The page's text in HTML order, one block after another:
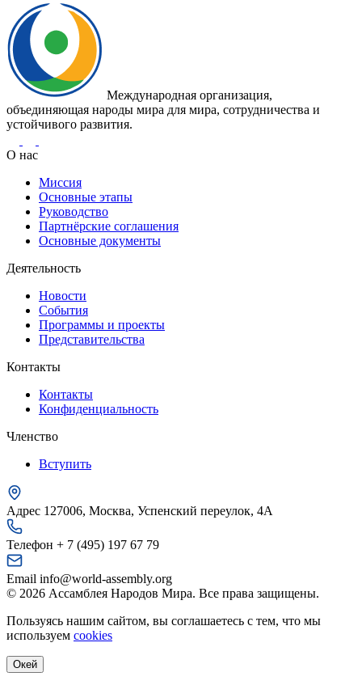
Международная организация,
объединяющая народы мира для мира, сотрудничества и
устойчивого развития.
О нас
Миссия
Основные этапы
Руководство
Партнёрские соглашения
Основные документы
Деятельность
Новости
События
Программы и проекты
Представительства
Контакты
Контакты
Конфиденциальность
Членство
Вступить
Адрес 127006, Москва, Успенский переулок, 4А
Телефон + 7 (495) 197 67 79
Email info@world-assembly.org
© 2026 Ассамблея Народов Мира. Все права защищены.
Пользуясь нашим сайтом, вы соглашаетесь с тем, что мы
используем cookies
Окей